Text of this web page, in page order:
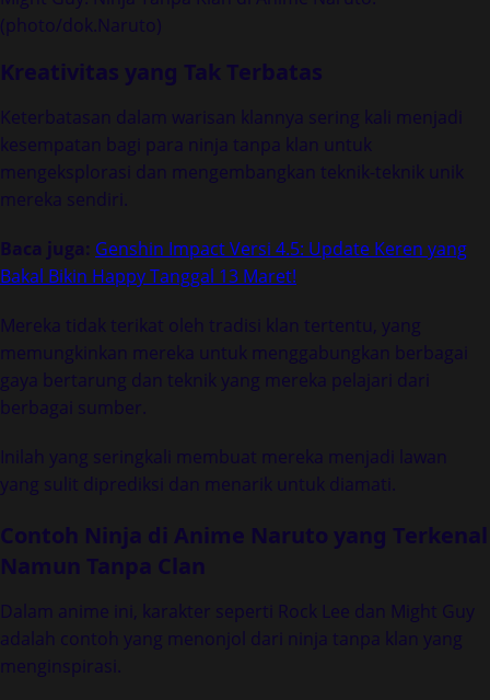
(photo/dok.Naruto)
Kreativitas yang Tak Terbatas
Keterbatasan dalam warisan klannya sering kali menjadi
kesempatan bagi para ninja tanpa klan untuk
mengeksplorasi dan mengembangkan teknik-teknik unik
mereka sendiri.
Baca juga: Genshin Impact Versi 4.5: Update Keren yang
Bakal Bikin Happy Tanggal 13 Maret!
Mereka tidak terikat oleh tradisi klan tertentu, yang
memungkinkan mereka untuk menggabungkan berbagai
gaya bertarung dan teknik yang mereka pelajari dari
berbagai sumber.
Inilah yang seringkali membuat mereka menjadi lawan
yang sulit diprediksi dan menarik untuk diamati.
Contoh Ninja di Anime Naruto yang Terkenal
Namun Tanpa Clan
Dalam anime ini, karakter seperti Rock Lee dan Might Guy
adalah contoh yang menonjol dari ninja tanpa klan yang
menginspirasi.